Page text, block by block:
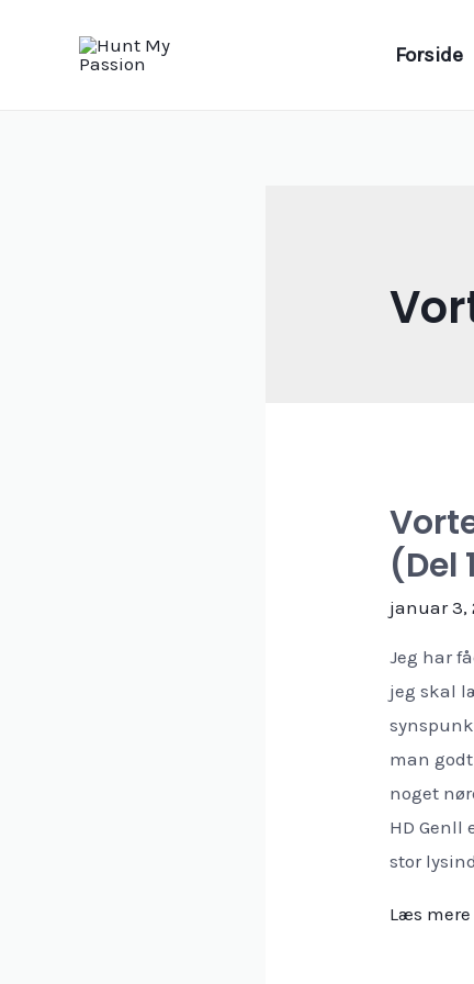
Forside
(Del
januar 3,
Jeg har
jeg skal
man
noget
HD
stor
Vortex
Læs mere